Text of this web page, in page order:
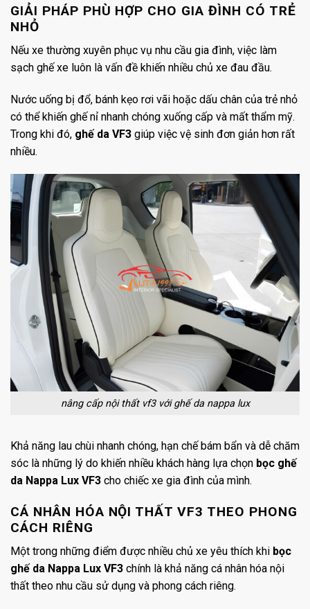
GIẢI PHÁP PHÙ HỢP CHO GIA ĐÌNH CÓ TRẺ
NHỎ
Nếu xe thường xuyên phục vụ nhu cầu gia đình, việc làm
sạch ghế xe luôn là vấn đề khiến nhiều chủ xe đau đầu.
Nước uống bị đổ, bánh kẹo rơi vãi hoặc dấu chân của trẻ nhỏ
có thể khiến ghế nỉ nhanh chóng xuống cấp và mất thẩm mỹ.
Trong khi đó, ghế da VF3 giúp việc vệ sinh đơn giản hơn rất
nhiều.
nâng cấp nội thất vf3 với ghế da nappa lux
Khả năng lau chùi nhanh chóng, hạn chế bám bẩn và dễ chăm
sóc là những lý do khiến nhiều khách hàng lựa chọn bọc ghế
da Nappa Lux VF3 cho chiếc xe gia đình của mình.
CÁ NHÂN HÓA NỘI THẤT VF3 THEO PHONG
CÁCH RIÊNG
Một trong những điểm được nhiều chủ xe yêu thích khi bọc
ghế da Nappa Lux VF3 chính là khả năng cá nhân hóa nội
thất theo nhu cầu sử dụng và phong cách riêng.